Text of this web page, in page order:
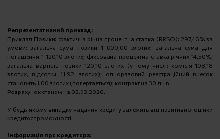
Репрезентативний приклад:
Приклад Позики: фактична річна процентна ставка (RRSO): 297,46% за
умови: загальна сума позики 1 000,00 злотих; загальна сума для
погашення 1 120,10 злотих; фіксована процентна ставка річних 14,50%;
загальна вартість позики 120,10 злотих (у тому числі: комісія 108,18
злотих, відсотки 11,92 злотих); одноразовий реєстраційний внесок
становить 1,00 злотих (повертається); контракт на 30 днів.
Розрахунок станом на 05.03.2026.
У будь-якому випадку надання кредиту залежить від позитивної оцінки
кредитоспроможності.
Інформація про кредитора: